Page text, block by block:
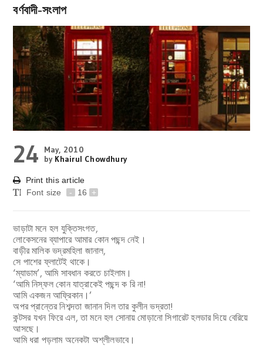
বর্ণবাদী-সংলাপ
24
May, 2010
by Khairul Chowdhury
Print this article
Font size
- 16 +
ভাড়াটা মনে হল যুক্তিসংগত,
লোকেসনের ব্যাপারে আমার কোন পছন্দ নেই।
বাড়ীর মালিক ভদ্রমহিলা জানাল,
সে পাশের ফ্লাটেই থাকে।
‘ম্যাডাম’, আমি সাবধান করতে চাইলাম।
‘আমি নিস্ফল কোন যাত্রাকেই পছন্দ ক রি না!
আমি একজন আফ্রিকান।’
অপর প্রান্তের নিশব্দতা জানান দিল তার কুলীন ভদ্রতা!
কন্টসর যখন ফিরে এল, তা মনে হল সোনায় মোড়ানো সিগারেট হলডার দিয়ে বেরিয়ে
আসছে।
আমি ধরা পড়লাম অনেকটা অশ্লীলভাবে।